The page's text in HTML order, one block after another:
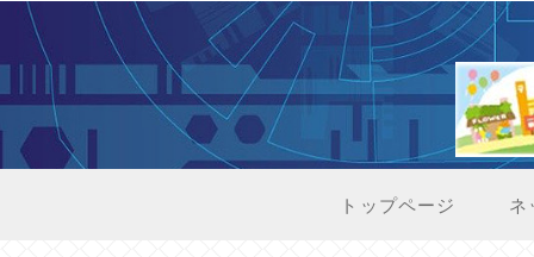
トップページ ネ